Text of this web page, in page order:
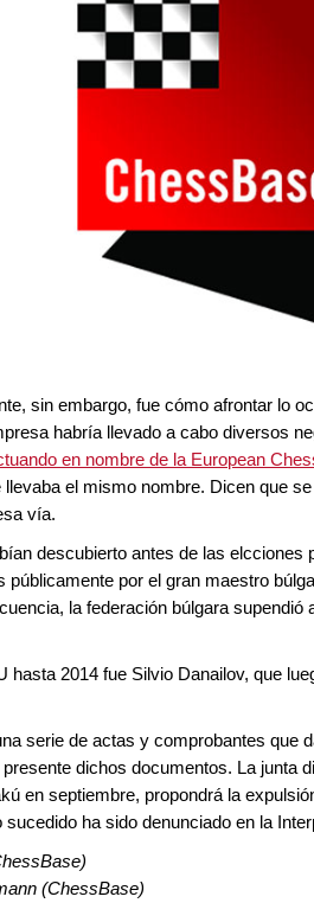
sin embargo, fue cómo afrontar lo
habría llevado a cabo diversos
en nombre de la European
el mismo nombre. Dicen que
vía.
descubierto antes de las
públicamente por el gran maestro
la federación búlgara
hasta 2014 fue Silvio Danailov, que
serie de actas y comprobantes que
dichos documentos. La junta
en septiembre, propondrá la
sucedido ha sido denunciado en la
(ChessBase)